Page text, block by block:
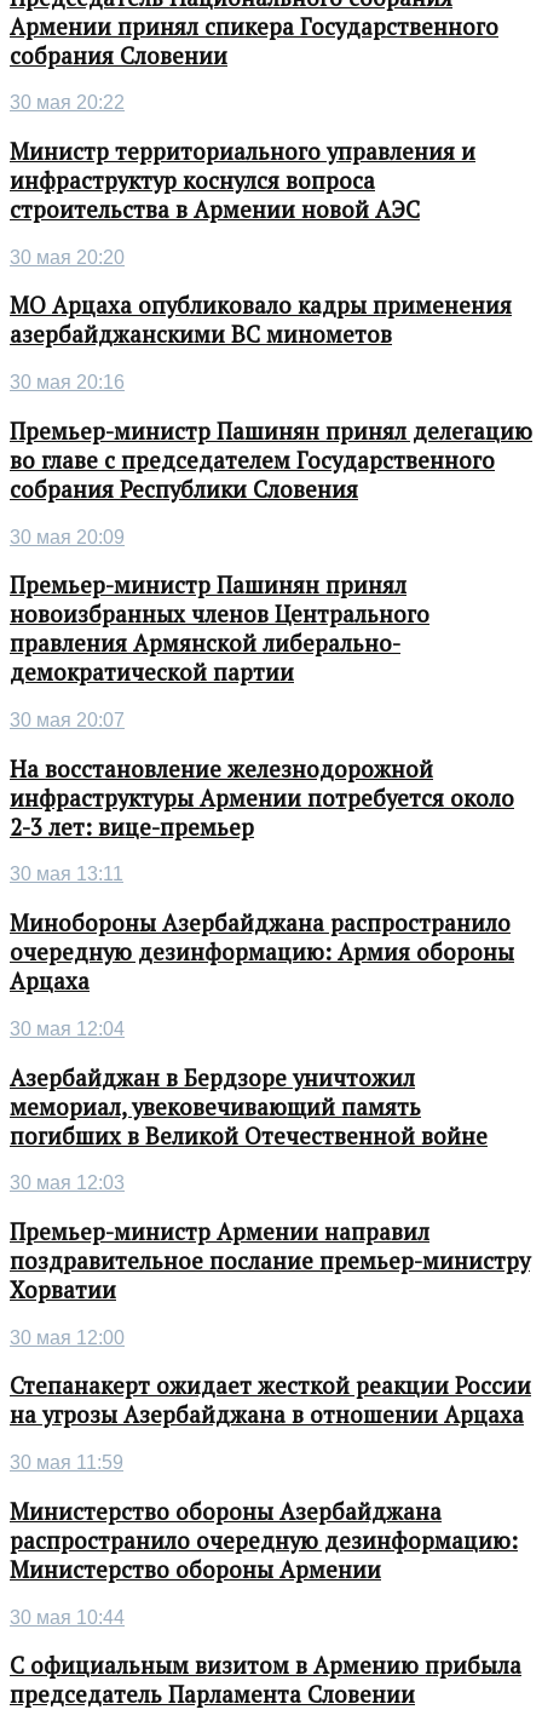
Армении принял спикера Государственного
собрания Словении
30 мая 20:22
Министр территориального управления и
инфраструктур коснулся вопроса
строительства в Армении новой АЭС
30 мая 20:20
МО Арцаха опубликовало кадры применения
азербайджанскими ВС минометов
30 мая 20:16
Премьер-министр Пашинян принял делегацию
во главе с председателем Государственного
собрания Республики Словения
30 мая 20:09
Премьер-министр Пашинян принял
новоизбранных членов Центрального
правления Армянской либерально-
демократической партии
30 мая 20:07
На восстановление железнодорожной
инфраструктуры Армении потребуется около
2-3 лет: вице-премьер
30 мая 13:11
Минобороны Азербайджана распространило
очередную дезинформацию: Армия обороны
Арцаха
30 мая 12:04
Азербайджан в Бердзоре уничтожил
мемориал, увековечивающий память
погибших в Великой Отечественной войне
30 мая 12:03
Премьер-министр Армении направил
поздравительное послание премьер-министру
Хорватии
30 мая 12:00
Степанакерт ожидает жесткой реакции России
на угрозы Азербайджана в отношении Арцаха
30 мая 11:59
Министерство обороны Азербайджана
распространило очередную дезинформацию:
Министерство обороны Армении
30 мая 10:44
С официальным визитом в Армению прибыла
председатель Парламента Словении